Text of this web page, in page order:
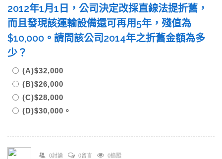
2012年1月1日，公司決定改採直線法提折舊，
而且發現該運輸設備還可再用5年，殘值為
$10,000。請問該公司2014年之折舊金額為多
少？
(A)$32,000
(B)$26,000
(C)$28,000
(D)$30,000。
0討論 0留言 0追蹤